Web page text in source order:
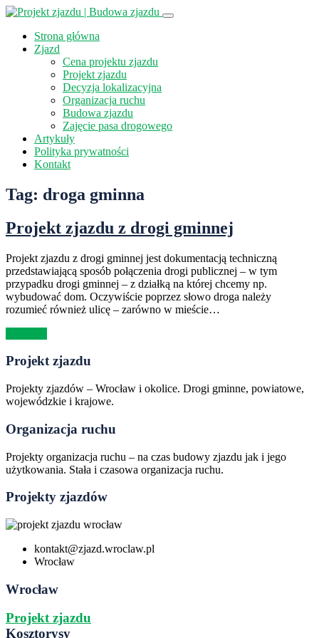
Strona główna
Zjazd
Cena projektu zjazdu
Projekt zjazdu
Decyzja lokalizacyjna
Organizacja ruchu
Budowa zjazdu
Zajęcie pasa drogowego
Artykuły
Polityka prywatności
Kontakt
Tag: droga gminna
Projekt zjazdu z drogi gminnej
Projekt zjazdu z drogi gminnej jest dokumentacją techniczną
przedstawiającą sposób połączenia drogi publicznej – w tym
przypadku drogi gminnej – z działką na której chcemy np.
wybudować dom. Oczywiście poprzez słowo droga należy
rozumieć również ulicę – zarówno w mieście…
Projekt zjazdu
Projekty zjazdów – Wrocław i okolice. Drogi gminne, powiatowe,
wojewódzkie i krajowe.
Organizacja ruchu
Projekty organizacja ruchu – na czas budowy zjazdu jak i jego
użytkowania. Stała i czasowa organizacja ruchu.
Projekty zjazdów
kontakt@zjazd.wroclaw.pl
Wrocław
Wrocław
Projekt zjazdu
Kosztorysy